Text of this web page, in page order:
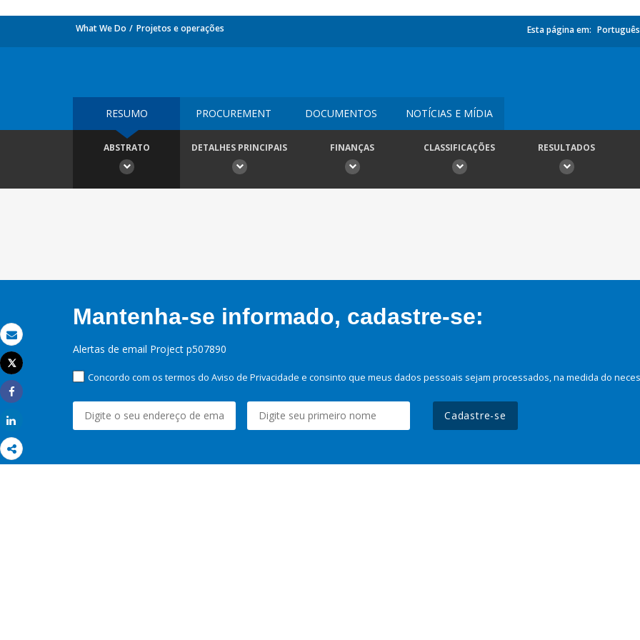
Email
Imprimir
Tweet
Share
What We Do Projetos e operações Esta página em: Português
RESUMO PROCUREMENT DOCUMENTOS NOTÍCIAS E MÍDIA
ABSTRATO DETALHES PRINCIPAIS FINANÇAS CLASSIFICAÇÕES RESULTADOS
Mantenha-se informado, cadastre-se:
Alertas de email Project p507890
Concordo com os termos do Aviso de Privacidade e consinto que meus dados pessoais sejam processados, na medida do
Cadastre-se